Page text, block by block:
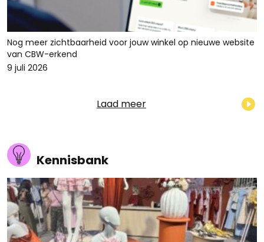
Nog meer zichtbaarheid voor jouw winkel op nieuwe website
van CBW-erkend
9 juli 2026
Laad meer
Kennisbank